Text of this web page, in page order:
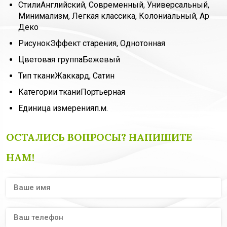
СтилиАнглийский, Современный, Универсальный,
Минимализм, Легкая классика, Колониальный, Ар
Деко
РисунокЭффект старения, Однотонная
Цветовая группаБежевый
Тип тканиЖаккард, Сатин
Категории тканиПортьерная
Единица измеренияп.м.
ОСТАЛИСЬ ВОПРОСЫ? НАПИШИТЕ
НАМ!